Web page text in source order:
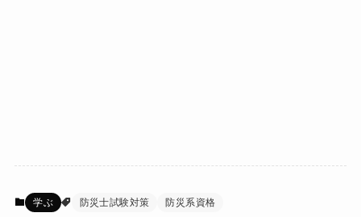
学ぶ 防災士試験対策 防災系資格